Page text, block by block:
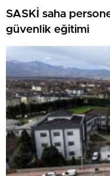
SASKİ saha
güvenlik eğitimi